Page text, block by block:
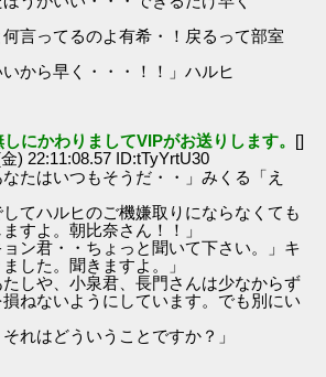
言ってるのよ有希・！戻るって部室
から早く・・・！！」ハルヒ
しにかわりましてVIPがお送りします。 []
) 22:11:08.57 ID:tTyYrtU30
たはいつもそうだ・・」みくる「え
てハルヒのご機嫌取りにならなくても
すよ。朝比奈さん！！」
ン君・・ちょっと聞いて下さい。」キ
した。聞きますよ。」
しや、小泉君、長門さんは少なからず
ねないようにしています。でも別にい
れはどういうことですか？」